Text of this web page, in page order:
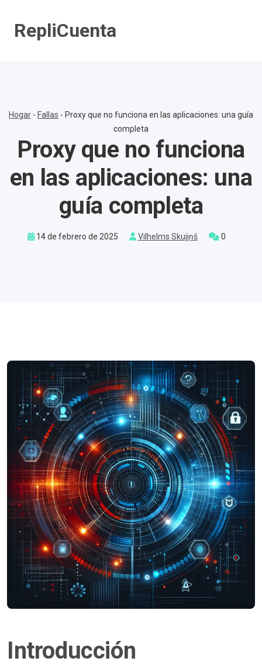
contenido
RepliCuenta
Hogar - Fallas - Proxy que no funciona en las aplicaciones: una guía
completa
Proxy que no funciona
en las aplicaciones: una
guía completa
14 de febrero de 2025 Vilhelms Skujiņš 0
Introducción